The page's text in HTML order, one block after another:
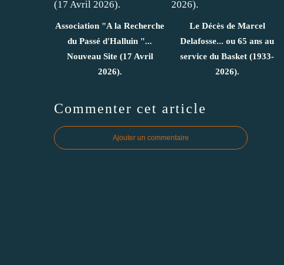
Association "A la Recherche
du Passé d'Halluin "...
Nouveau Site (17 Avril
2026).
Le Décès de Marcel
Delafosse... ou 65 ans au
service du Basket (1933-
2026).
Commenter cet article
Ajouter un commentaire